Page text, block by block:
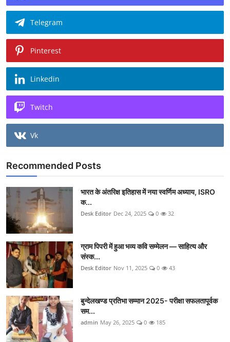
Telegram
Pinterest
Linkedin
Twitch
Vk
Recommended Posts
भारत के अंतरिक्ष इतिहास में नया स्वर्णिम अध्याय, ISRO
क...
Desk Editor Dec 24, 2025 0 32
ग्राम पिपरी में हुआ भव्य कवि सम्मेलन — साहित्य और
संस्क...
Desk Editor Nov 11, 2025 0 43
बुन्देलखण्ड प्रतिभा सम्मान 2025- परीक्षा सफलतापूर्वक
सम...
admin May 26, 2025 0 185